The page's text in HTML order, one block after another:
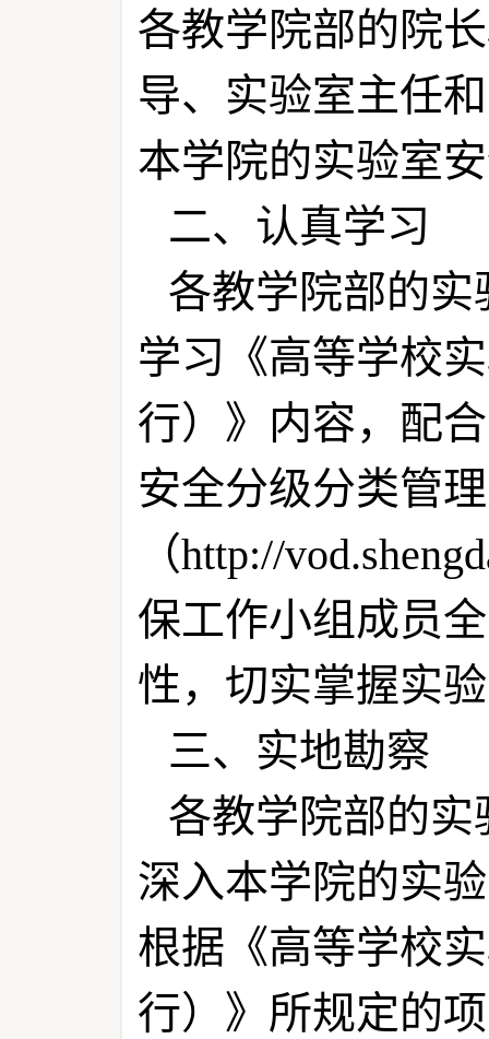
各教学院部的院
导、实验室主任
本学院的实验室
二、认真学习
各教学院部的
学习《高等学校
行）》内容，配
安全分级分类管
（http://
保工作小组成员
性，切实掌握实
三、实地勘察
各教学院部的
深入本学院的实
根据《高等学校
行）》所规定的